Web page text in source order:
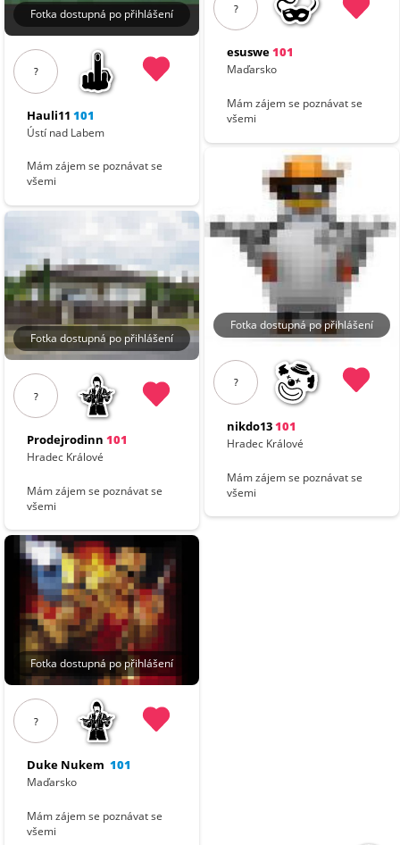
Fotka dostupná po přihlášení
?
Hauli11 101
Ústí nad Labem
Mám zájem se poznávat se
všemi
Fotka dostupná po přihlášení
?
Prodejrodinn 101
Hradec Králové
Mám zájem se poznávat se
všemi
Fotka dostupná po přihlášení
?
Duke Nukem 101
Maďarsko
Mám zájem se poznávat se
všemi
?
esuswe101
Maďarsko
Mám zájem se poznávat se
všemi
Fotka dostupná po přihlášení
?
nikdo13101
Hradec Králové
Mám zájem se poznávat se
všemi